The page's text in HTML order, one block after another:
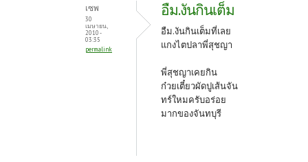
เซพ
30
เมษายน,
2010 -
03:35
permalink
อืม.งันกินเต็ม
อืม.งันกินเต็มที่เลย
แกงไตปลาพี่สุชญา
พี่สุชญาเคยกิน
ก๋วยเตี๋ยวผัดปูเส้นจัน
ทร์ใหมครับอร่อย
มากของจันทบุรี